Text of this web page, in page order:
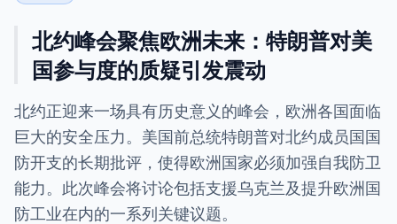
北约峰会聚焦欧洲未来：特朗普对美
国参与度的质疑引发震动
北约正迎来一场具有历史意义的峰会，欧洲各国面临
巨大的安全压力。美国前总统特朗普对北约成员国国
防开支的长期批评，使得欧洲国家必须加强自我防卫
能力。此次峰会将讨论包括支援乌克兰及提升欧洲国
防工业在内的一系列关键议题。